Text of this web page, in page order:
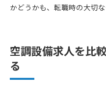
かどうかも、転職時の大切
空調設備求人を比
る